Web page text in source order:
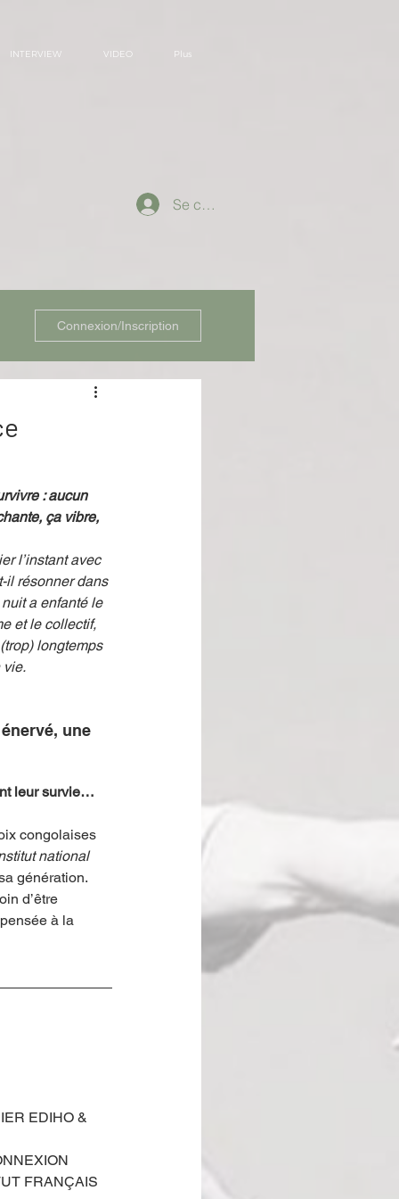
INTERVIEW VIDEO Plus
Se connecter
Connexion/Inscription
: aucun
ça vibre,
l’instant avec
il résonner dans
a enfanté le
et le collectif,
longtemps
vie.
une
leur survie…
congolaises
national
génération.
d’être
à la
EDIHO &
FRANÇAIS